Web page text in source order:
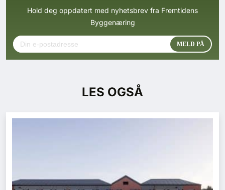
Hold deg oppdatert med nyhetsbrev fra Fremtidens
Byggenæring
LES OGSÅ